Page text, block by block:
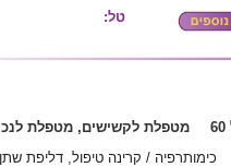
טל:
מטפלת לקשישים, מטפלת
כימותרפיה / קרינה טיפול, דליפת שתן